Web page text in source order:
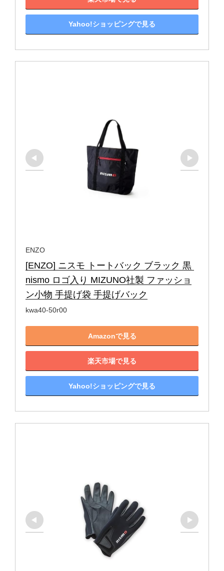
Yahoo!ショッピングで見る
ENZO
[ENZO] ニスモ トートバック ブラック 黒
nismo ロゴ入り MIZUNO社製 ファッショ
ン小物 手提げ袋 手提げバック
kwa40-50r00
Amazonで見る
楽天市場で見る
Yahoo!ショッピングで見る